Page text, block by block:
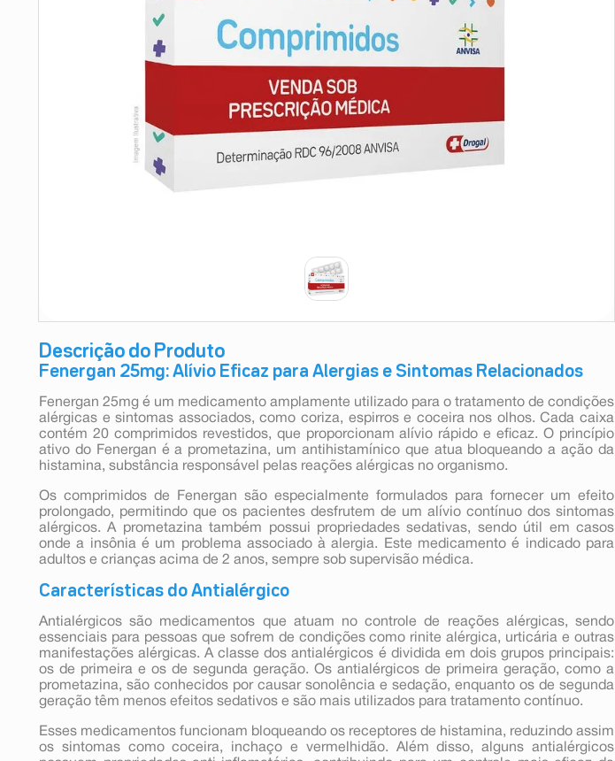
Descrição do Produto
Fenergan 25mg: Alívio Eficaz para Alergias e Sintomas Relacionados
Fenergan 25mg é um medicamento amplamente utilizado para o tratamento de condições
alérgicas e sintomas associados, como coriza, espirros e coceira nos olhos. Cada caixa
contém 20 comprimidos revestidos, que proporcionam alívio rápido e eficaz. O princípio
ativo do Fenergan é a prometazina, um antihistamínico que atua bloqueando a ação da
histamina, substância responsável pelas reações alérgicas no organismo.
Os comprimidos de Fenergan são especialmente formulados para fornecer um efeito
prolongado, permitindo que os pacientes desfrutem de um alívio contínuo dos sintomas
alérgicos. A prometazina também possui propriedades sedativas, sendo útil em casos
onde a insônia é um problema associado à alergia. Este medicamento é indicado para
adultos e crianças acima de 2 anos, sempre sob supervisão médica.
Características do Antialérgico
Antialérgicos são medicamentos que atuam no controle de reações alérgicas, sendo
essenciais para pessoas que sofrem de condições como rinite alérgica, urticária e outras
manifestações alérgicas. A classe dos antialérgicos é dividida em dois grupos principais:
os de primeira e os de segunda geração. Os antialérgicos de primeira geração, como a
prometazina, são conhecidos por causar sonolência e sedação, enquanto os de segunda
geração têm menos efeitos sedativos e são mais utilizados para tratamento contínuo.
Esses medicamentos funcionam bloqueando os receptores de histamina, reduzindo assim
os sintomas como coceira, inchaço e vermelhidão. Além disso, alguns antialérgicos
10ºshampoo